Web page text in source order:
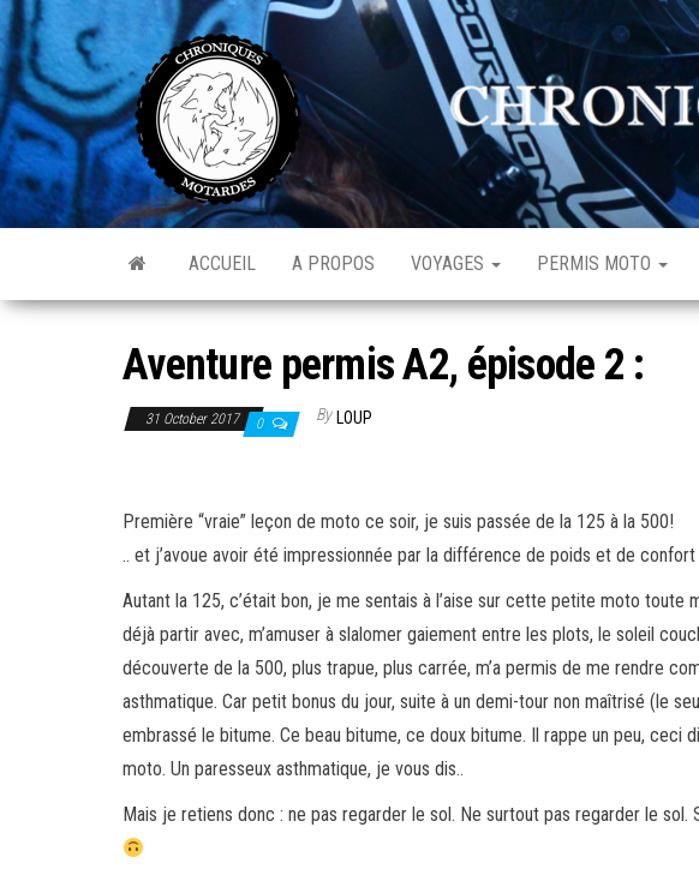
Skip
to
the
content
Chroniques
Motardes
Aventurière
de
l'ordinaire
ACCUEIL A PROPOS VOYAGES PERMIS MOTO
Aventure permis A2, épisode 2 :
31 October 2017 0 By LOUP
Première “vraie” leçon de moto ce soir, je suis passée de la 125 à la 500!
.. et j’avoue avoir été impressionnée par la différence de poids et de
Autant la 125, c’était bon, je me sentais à l’aise sur cette petite moto toute
déjà partir avec, m’amuser à slalomer gaiement entre les plots, le soleil
découverte de la 500, plus trapue, plus carrée, m’a permis de me rendre
asthmatique. Car petit bonus du jour, suite à un demi-tour non maîtrisé (le
embrassé le bitume. Ce beau bitume, ce doux bitume. Il rappe un peu, ceci
moto. Un paresseux asthmatique, je vous dis..
Mais je retiens donc : ne pas regarder le sol. Ne surtout pas regarder le sol.